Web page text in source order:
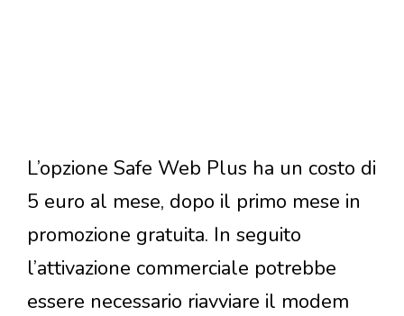
L’opzione Safe Web Plus ha un costo di
5 euro al mese, dopo il primo mese in
promozione gratuita. In seguito
l’attivazione commerciale potrebbe
essere necessario riavviare il modem